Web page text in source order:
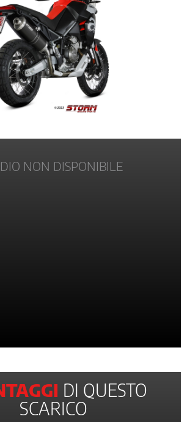
NON DISPONIBILE
DI QUESTO
SCARICO